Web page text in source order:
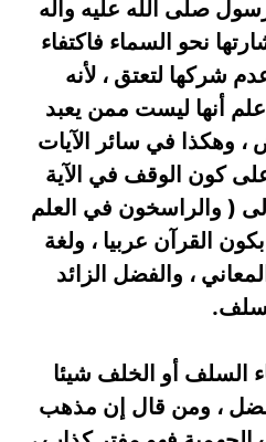
صلى الله عليه وآله
نحو السماء فاكتفاء
شركها لتعتق ، لأنه
علم أنها ليست ممن يعبد
، وهكذا في سائر الآيات
على كون الوقف في الآية
( والراسخون في العلم
القرآن عربيا ، ولغة
، والفضل الزائد
السلف أو الخلف شيئا
، ومن قال إن مذهب